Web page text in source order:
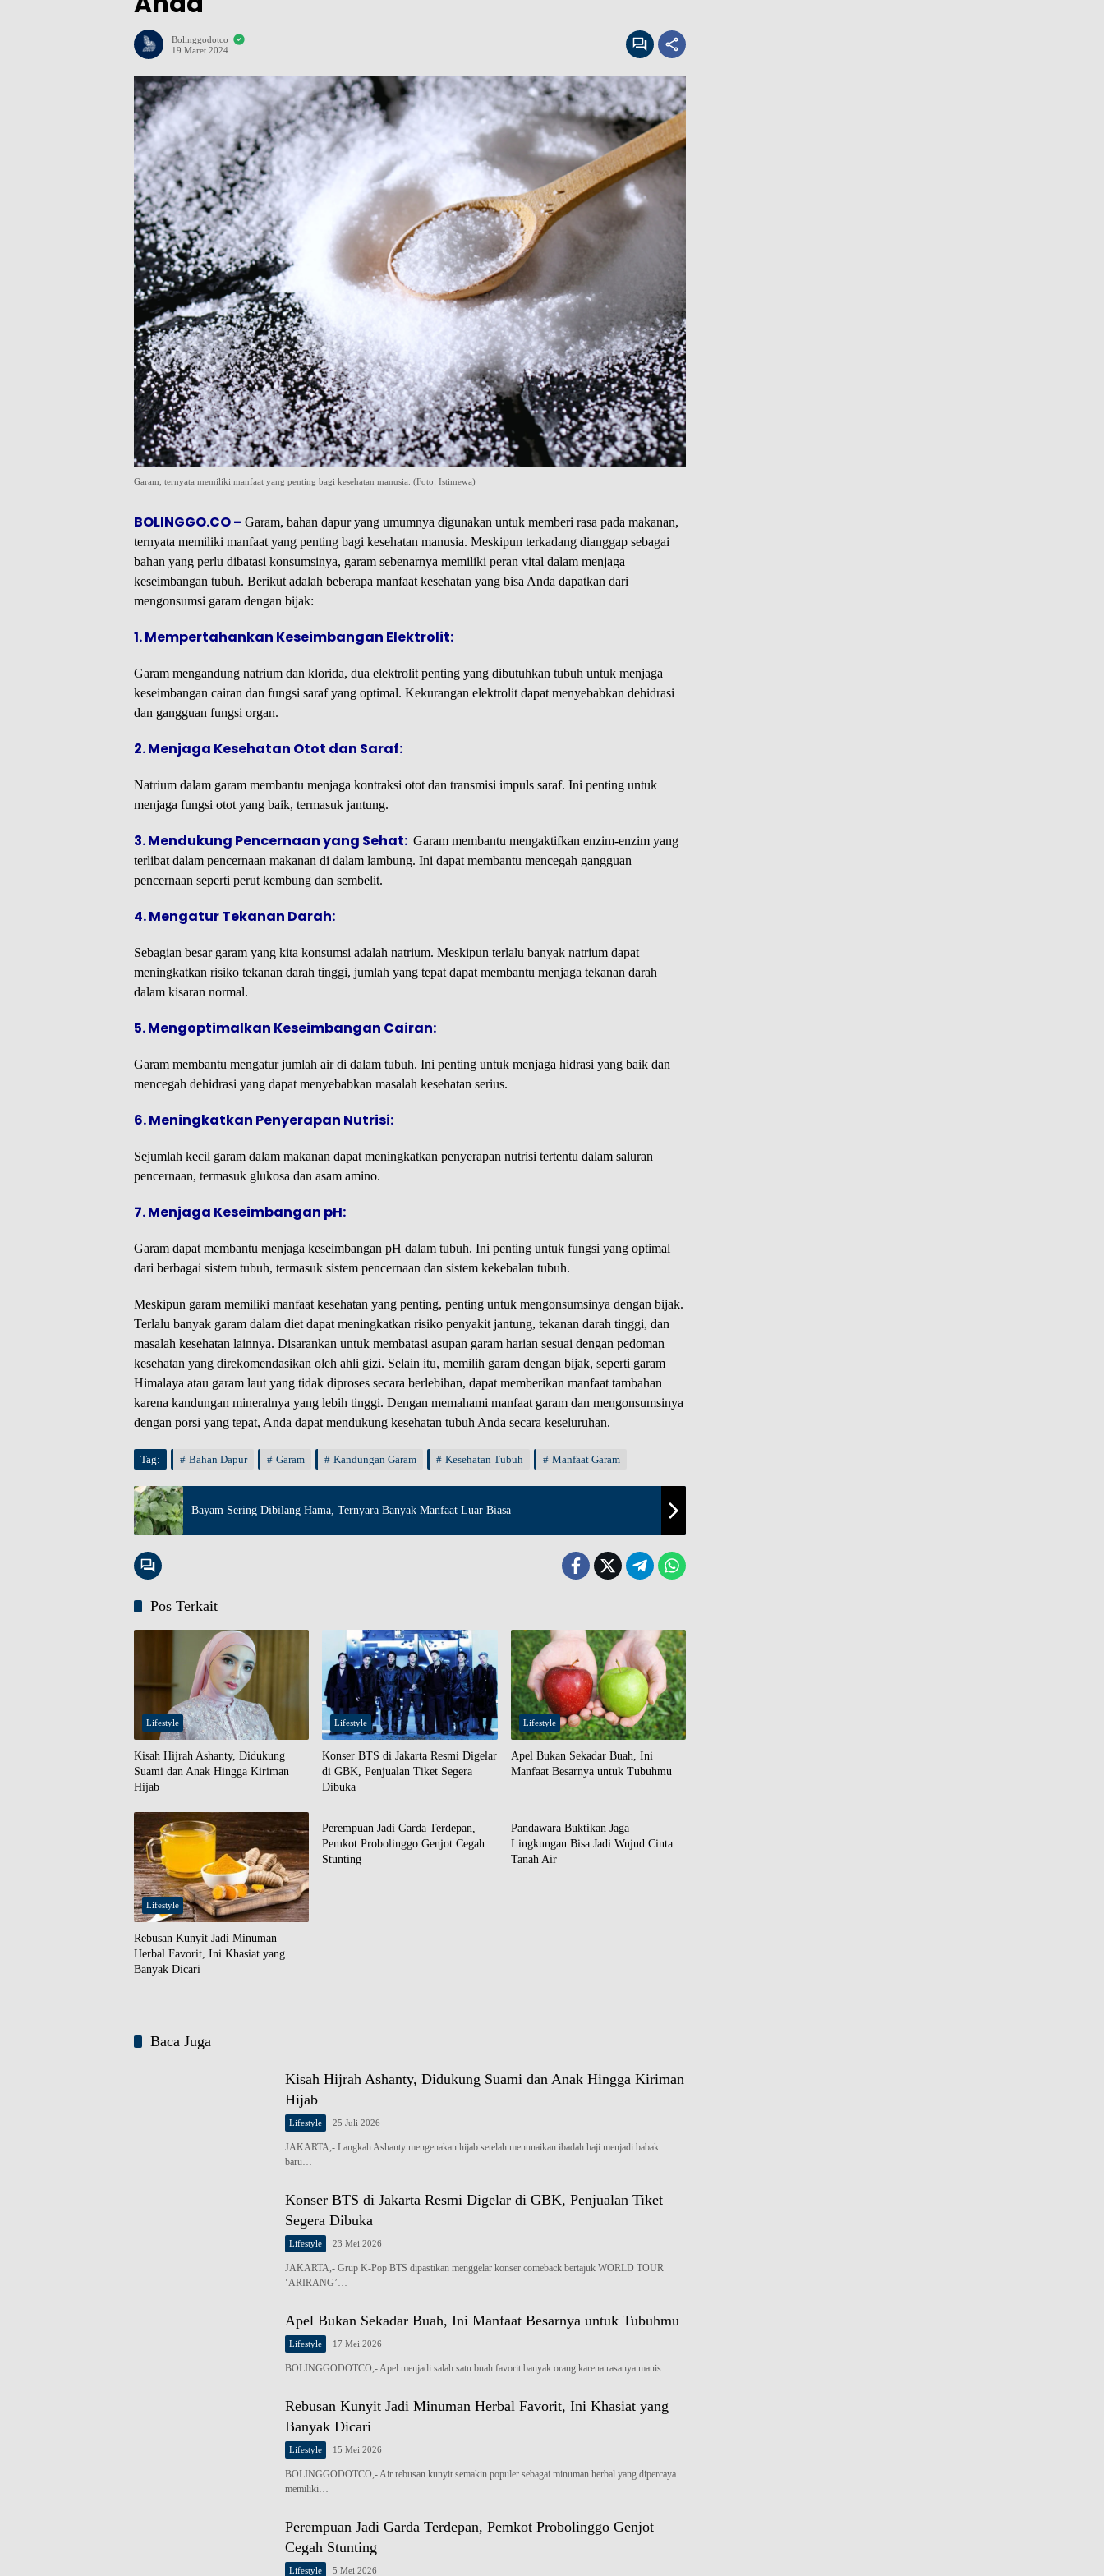
Bolinggodotco
19 Maret 2024
Garam, ternyata memiliki manfaat yang penting bagi kesehatan manusia. (Foto: Istimewa)
BOLINGGO.CO – Garam, bahan dapur yang umumnya digunakan untuk memberi rasa pada makanan,
ternyata memiliki manfaat yang penting bagi kesehatan manusia. Meskipun terkadang dianggap sebagai
bahan yang perlu dibatasi konsumsinya, garam sebenarnya memiliki peran vital dalam menjaga
keseimbangan tubuh. Berikut adalah beberapa manfaat kesehatan yang bisa Anda dapatkan dari
mengonsumsi garam dengan bijak:
1. Mempertahankan Keseimbangan Elektrolit:
Garam mengandung natrium dan klorida, dua elektrolit penting yang dibutuhkan tubuh untuk menjaga
keseimbangan cairan dan fungsi saraf yang optimal. Kekurangan elektrolit dapat menyebabkan dehidrasi
dan gangguan fungsi organ.
2. Menjaga Kesehatan Otot dan Saraf:
Natrium dalam garam membantu menjaga kontraksi otot dan transmisi impuls saraf. Ini penting untuk
menjaga fungsi otot yang baik, termasuk jantung.
3. Mendukung Pencernaan yang Sehat: Garam membantu mengaktifkan enzim-enzim yang
terlibat dalam pencernaan makanan di dalam lambung. Ini dapat membantu mencegah gangguan
pencernaan seperti perut kembung dan sembelit.
4. Mengatur Tekanan Darah:
Sebagian besar garam yang kita konsumsi adalah natrium. Meskipun terlalu banyak natrium dapat
meningkatkan risiko tekanan darah tinggi, jumlah yang tepat dapat membantu menjaga tekanan darah
dalam kisaran normal.
5. Mengoptimalkan Keseimbangan Cairan:
Garam membantu mengatur jumlah air di dalam tubuh. Ini penting untuk menjaga hidrasi yang baik dan
mencegah dehidrasi yang dapat menyebabkan masalah kesehatan serius.
6. Meningkatkan Penyerapan Nutrisi:
Sejumlah kecil garam dalam makanan dapat meningkatkan penyerapan nutrisi tertentu dalam saluran
pencernaan, termasuk glukosa dan asam amino.
7. Menjaga Keseimbangan pH:
Garam dapat membantu menjaga keseimbangan pH dalam tubuh. Ini penting untuk fungsi yang optimal
dari berbagai sistem tubuh, termasuk sistem pencernaan dan sistem kekebalan tubuh.
Meskipun garam memiliki manfaat kesehatan yang penting, penting untuk mengonsumsinya dengan bijak.
Terlalu banyak garam dalam diet dapat meningkatkan risiko penyakit jantung, tekanan darah tinggi, dan
masalah kesehatan lainnya. Disarankan untuk membatasi asupan garam harian sesuai dengan pedoman
kesehatan yang direkomendasikan oleh ahli gizi. Selain itu, memilih garam dengan bijak, seperti garam
Himalaya atau garam laut yang tidak diproses secara berlebihan, dapat memberikan manfaat tambahan
karena kandungan mineralnya yang lebih tinggi. Dengan memahami manfaat garam dan mengonsumsinya
dengan porsi yang tepat, Anda dapat mendukung kesehatan tubuh Anda secara keseluruhan.
Tag: Bahan Dapur Garam Kandungan Garam Kesehatan Tubuh Manfaat Garam
Bayam Sering Dibilang Hama, Ternyara Banyak Manfaat Luar Biasa
Pos Terkait
Lifestyle
Kisah Hijrah Ashanty, Didukung
Suami dan Anak Hingga Kiriman
Hijab
Lifestyle
Konser BTS di Jakarta Resmi Digelar
di GBK, Penjualan Tiket Segera
Dibuka
Lifestyle
Apel Bukan Sekadar Buah, Ini
Manfaat Besarnya untuk Tubuhmu
Lifestyle
Rebusan Kunyit Jadi Minuman
Herbal Favorit, Ini Khasiat yang
Banyak Dicari
Perempuan Jadi Garda Terdepan,
Pemkot Probolinggo Genjot Cegah
Stunting
Pandawara Buktikan Jaga
Lingkungan Bisa Jadi Wujud Cinta
Tanah Air
Baca Juga
Kisah Hijrah Ashanty, Didukung Suami dan Anak Hingga Kiriman
Hijab
Lifestyle 25 Juli 2026
JAKARTA,- Langkah Ashanty mengenakan hijab setelah menunaikan ibadah haji menjadi babak
baru…
Konser BTS di Jakarta Resmi Digelar di GBK, Penjualan Tiket
Segera Dibuka
Lifestyle 23 Mei 2026
JAKARTA,- Grup K-Pop BTS dipastikan menggelar konser comeback bertajuk WORLD TOUR
‘ARIRANG’…
Apel Bukan Sekadar Buah, Ini Manfaat Besarnya untuk Tubuhmu
Lifestyle 17 Mei 2026
BOLINGGODOTCO,- Apel menjadi salah satu buah favorit banyak orang karena rasanya manis…
Rebusan Kunyit Jadi Minuman Herbal Favorit, Ini Khasiat yang
Banyak Dicari
Lifestyle 15 Mei 2026
BOLINGGODOTCO,- Air rebusan kunyit semakin populer sebagai minuman herbal yang dipercaya
memiliki…
Perempuan Jadi Garda Terdepan, Pemkot Probolinggo Genjot
Cegah Stunting
Lifestyle 5 Mei 2026